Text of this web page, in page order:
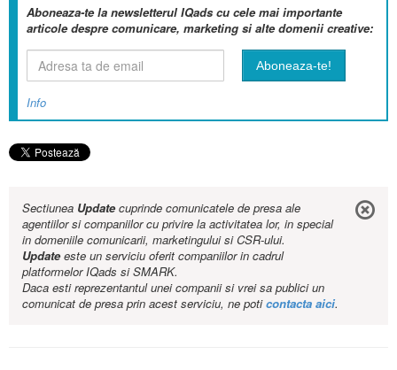
Aboneaza-te la newsletterul IQads cu cele mai importante
articole despre comunicare, marketing si alte domenii creative:
Info
Sectiunea Updatecuprinde comunicatele de presa ale
agentiilor si companiilor cu privire la activitatea lor, in special
in domeniile comunicarii, marketingului si CSR-ului.
Updateeste un serviciu oferit companiilor in cadrul
platformelor IQads si SMARK.
Daca esti reprezentantul unei companii si vrei sa publici un
comunicat de presa prin acest serviciu, ne poticontacta aici.